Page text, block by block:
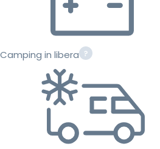
Camping in libera